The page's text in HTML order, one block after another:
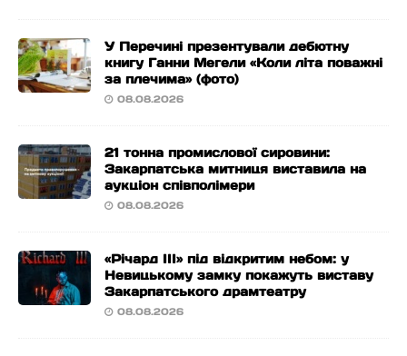
У Перечині презентували дебютну
книгу Ганни Мегели «Коли літа поважні
за плечима» (фото)
08.08.2026
21 тонна промислової сировини:
Закарпатська митниця виставила на
аукціон співполімери
08.08.2026
«Річард ІІІ» під відкритим небом: у
Невицькому замку покажуть виставу
Закарпатського драмтеатру
08.08.2026